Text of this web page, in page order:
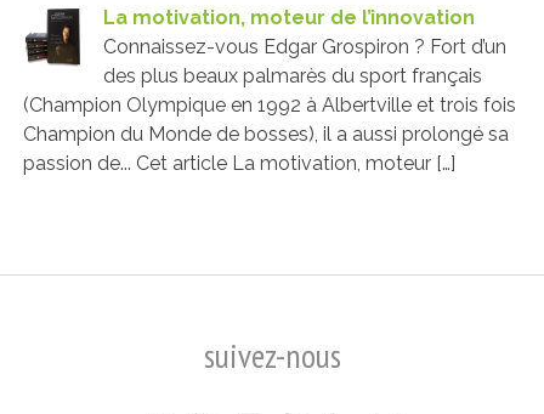
La motivation, moteur de l’innovation
Connaissez-vous Edgar Grospiron ? Fort d’un
des plus beaux palmarès du sport français
(Champion Olympique en 1992 à Albertville et trois fois
Champion du Monde de bosses), il a aussi prolongé sa
passion de... Cet article La motivation, moteur […]
suivez-nous